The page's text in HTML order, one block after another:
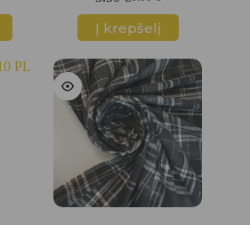
Original
price
was:
Current
price
is:
Į krepšelį